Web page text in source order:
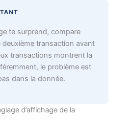
te surprend, compare
deuxième transaction avant
transactions montrent la
le problème est
dans la donnée.
d’affichage de la